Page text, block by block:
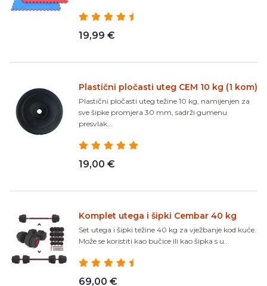
19,99 €
Plastični pločasti uteg CEM 10 kg (1 kom)
Plastični pločasti uteg težine 10 kg, namijenjen za
sve šipke promjera 30 mm, sadrži gumenu
presvlak...
19,00 €
Komplet utega i šipki Cembar 40 kg
Set utega i šipki težine 40 kg za vježbanje kod kuće.
Može se koristiti kao bučice ili kao šipka s u...
69,00 €